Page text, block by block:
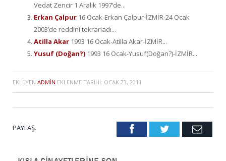
Vedat Zencir 1 Aralık 1997’de...
Erkan Çalpur 16 Ocak-Erkan Çalpur-İZMİR-24 Ocak
2003’de reddini tekrarladı...
Atilla Akar 1993 16 Ocak-Atilla Akar-İZMİR...
Yusuf (Doğan?) 1993 16 Ocak-Yusuf(Doğan?)-İZMİR...
EKLEYEN ADMIN EKLENME TARIHI: OCAK 23, 2011
PAYLAŞ. FacebookTwitter Email